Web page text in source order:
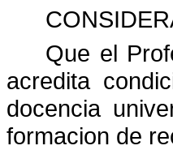
Que el
acredita
docencia
formacion de